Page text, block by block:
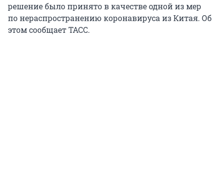
решение было принято в качестве одной из мер
по нераспространению коронавируса из Китая. Об
этом сообщает ТАСС.